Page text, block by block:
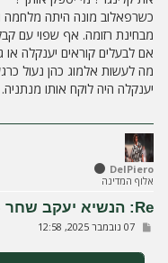
כשרפאלוב מונה היתה מלחמה
מבחינת רזומה. אף שפוי עם
אם לבעלים קוראים יענקלה או
מה לעשות אלמוג כהן נעול
יענקלה היה לוקח אותו
DelPiero
אלוף המדינה
Re: הנשיא יעקב שחר - נושא רשמי
ש
י
07 נובמבר 2025, 12:58